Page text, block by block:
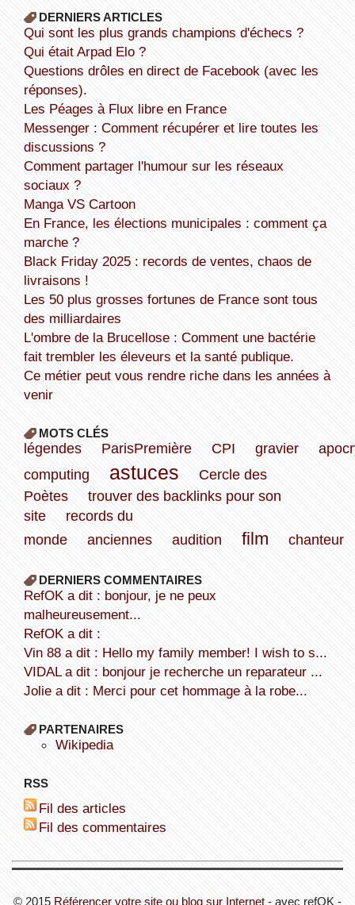
DERNIERS ARTICLES
Qui sont les plus grands champions d'échecs ?
Qui était Arpad Elo ?
Questions drôles en direct de Facebook (avec les
réponses).
Les Péages à Flux libre en France
Messenger : Comment récupérer et lire toutes les
discussions ?
Comment partager l'humour sur les réseaux
sociaux ?
Manga VS Cartoon
En France, les élections municipales : comment ça
marche ?
Black Friday 2025 : records de ventes, chaos de
livraisons !
Les 50 plus grosses fortunes de France sont tous
des milliardaires
L'ombre de la Brucellose : Comment une bactérie
fait trembler les éleveurs et la santé publique.
Ce métier peut vous rendre riche dans les années à
venir
MOTS CLÉS
légendes ParisPremière CPI gravier
computing
astuces
Cercle des
Poètes
trouver des backlinks pour son
site
records du
monde
anciennes audition film chanteur
DERNIERS COMMENTAIRES
refOK a dit : bonjour, je ne peux
malheureusement...
refOK a dit :
Vin 88 a dit : Hello my family member! I wish to s...
VIDAL a dit : bonjour je recherche un reparateur ...
Jolie a dit : Merci pour cet hommage à la robe...
PARTENAIRES
wikipedia
RSS
Fil des articles
Fil des commentaires
© 2015 Référencer votre site ou blog sur Internet - avec refOK -